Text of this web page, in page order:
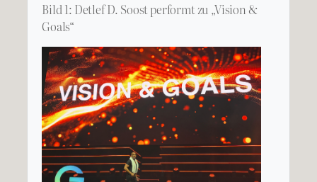
Bild 1: Detlef D. Soost performt zu „Vision &
Goals“